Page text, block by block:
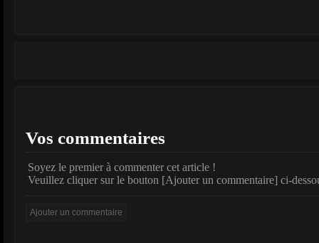
Vos commentaires
Soyez le premier à commenter cet article !
Veuillez cliquer sur le bouton [Ajouter un commentaire] ci-